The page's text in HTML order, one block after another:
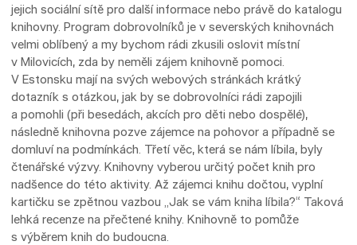
jejich sociální sítě pro další informace nebo právě do katalogu
knihovny. Program dobrovolníků je v severských knihovnách
velmi oblíbený a my bychom rádi zkusili oslovit místní
v Milovicích, zda by neměli zájem knihovně pomoci.
V Estonsku mají na svých webových stránkách krátký
dotazník s otázkou, jak by se dobrovolníci rádi zapojili
a pomohli (při besedách, akcích pro děti nebo dospělé),
následně knihovna pozve zájemce na pohovor a případně se
domluví na podmínkách. Třetí věc, která se nám líbila, byly
čtenářské výzvy. Knihovny vyberou určitý počet knih pro
nadšence do této aktivity. Až zájemci knihu dočtou, vyplní
kartičku se zpětnou vazbou „Jak se vám kniha líbila?“ Taková
lehká recenze na přečtené knihy. Knihovně to pomůže
s výběrem knih do budoucna.